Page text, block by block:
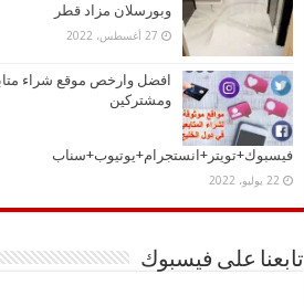
وبورسلان مزاد قطر
27 أغسطس، 2022
افضل وارخص موقع شراء
ومشتركين
فيسبوك+تويتر+انستجرام+يوتيوب+سناب
22 يوليو، 2022
تابعنا على فيسبوك